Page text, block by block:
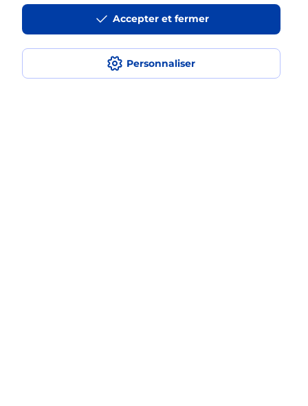
Personnaliser
Accepter et fermer
Est-ce que je peux utiliser mon forfait
à l’étranger avec La Poste Mobile ?
Est-ce que je peux payer mon
smartphone Samsung en plusieurs